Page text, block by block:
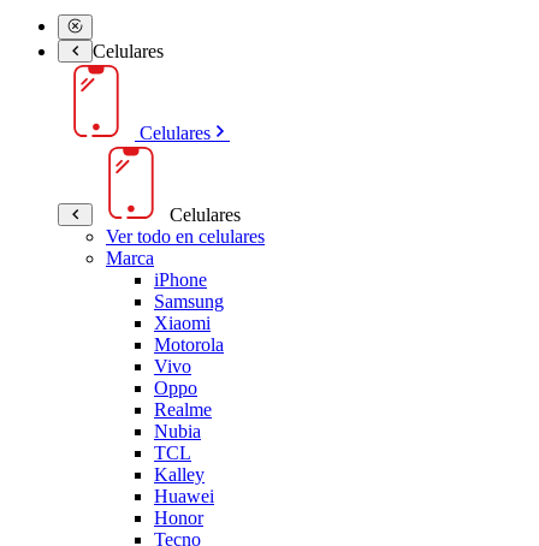
Celulares
Celulares
Celulares
Ver todo en celulares
Marca
iPhone
Samsung
Xiaomi
Motorola
Vivo
Oppo
Realme
Nubia
TCL
Kalley
Huawei
Honor
Tecno